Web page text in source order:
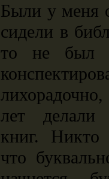
Были у меня
сидели в
то не был
лет делали
книг. Никто
что